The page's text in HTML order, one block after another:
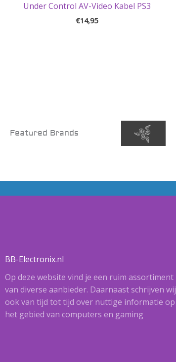
Under Control AV-Video Kabel PS3
€14,95
Featured Brands
BB-Electronix.nl
Op deze website vind je een ruim assortiment
van diverse aanbieder. Daarnaast schrijven wij
ook van tijd tot tijd over nuttige informatie op
het gebied van computers en gaming